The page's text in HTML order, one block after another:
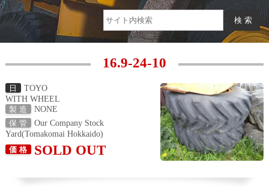
16.9-24-10
日
TOYO
WITH WHEEL
製 造 NONE
保 管
Our Company Stock
Yard(Tomakomai Hokkaido)
価 格 SOLD OUT